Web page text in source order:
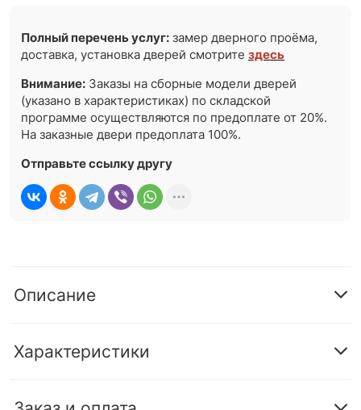
Полный перечень услуг: замер дверного проёма,
доставка, установка дверей смотритездесь
Внимание: Заказы на сборные модели дверей
(указано в характеристиках) по складской
программе осуществляются по предоплате от 20%.
На заказные двери предоплата 100%.
Отправьте ссылку другу
Описание
Характеристики